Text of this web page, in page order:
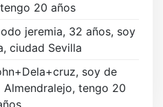
20 años
jeremia, 32 años, soy
ciudad Sevilla
soy de
tengo 20